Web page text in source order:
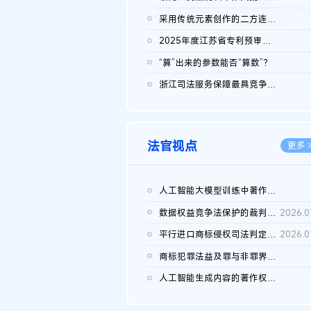
采用传统元素创作的二方连续装饰图案作品的独创性及侵权对比认定
2025年度江苏省专利预审典型案例
“算”出来的参数能否“算数”？
浙江司法服务保障最具竞争力营商环境建设典型案例（第二批）含侵...
法官视点 更多
人工智能大模型训练中著作权的合理使用
数据权益竞争法保护的裁判路径构建
平行进口商标侵权司法判定规则的困境与纾解
商标犯罪法益及罪与非罪界限研究
人工智能生成内容的著作权司法认定：演进逻辑、现实困境与规则建...